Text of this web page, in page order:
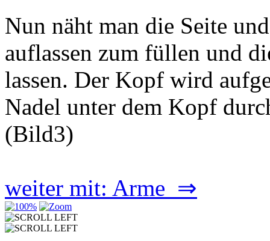
Nun näht man die Seite
auflassen zum füllen und
lassen. Der Kopf wird
Nadel unter dem Kopf
(Bild3)
weiter mit: Arme ⇒